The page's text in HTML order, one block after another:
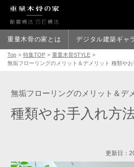
重量木骨の家とは デジタル建築ギャ
Top > 特集TOP > 重量木骨STYLE >
無垢フローリングのメリット＆デメリット 種類やお
無垢フローリングのメリット＆デ
種類やお手入れ方
更新日：